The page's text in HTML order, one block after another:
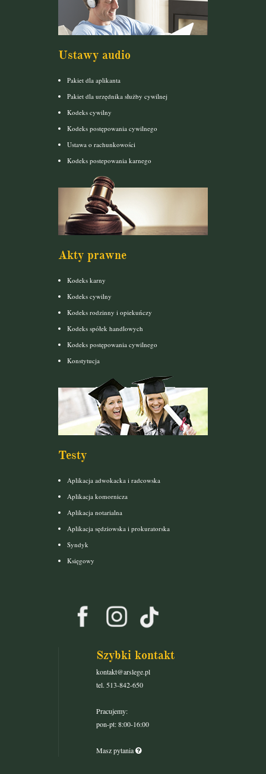
Ustawy audio
Pakiet dla aplikanta
Pakiet dla urzędnika służby cywilnej
Kodeks cywilny
Kodeks postępowania cywilnego
Ustawa o rachunkowości
Kodeks postepowania karnego
Akty prawne
Kodeks karny
Kodeks cywilny
Kodeks rodzinny i opiekuńczy
Kodeks spółek handlowych
Kodeks postępowania cywilnego
Konstytucja
Testy
Aplikacja adwokacka i radcowska
Aplikacja komornicza
Aplikacja notarialna
Aplikacja sędziowska i prokuratorska
Syndyk
Księgowy
Szybki kontakt
kontakt@arslege.pl
tel. 513-842-650
Pracujemy:
pon-pt: 8:00-16:00
Masz pytania